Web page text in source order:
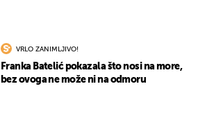
VRLO ZANIMLJIVO!
Franka Batelić pokazala što nosi na more,
bez ovoga ne može ni na odmoru